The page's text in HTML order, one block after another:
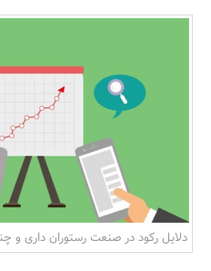
دلایل رکود در صنعت رستوران داری و